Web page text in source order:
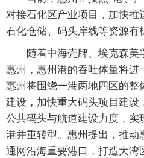
对接石化区产业项目，加快推
石化仓储、码头岸线等资源有
随着中海壳牌、埃克森美
惠州，惠州港的吞吐体量将进
惠州将围绕一港两地四区的整
建设，加快重大码头项目建设
公共码头与航道建设力度，实
港并重转型。惠州提出，推动
通网沿海重要港口，打造大湾